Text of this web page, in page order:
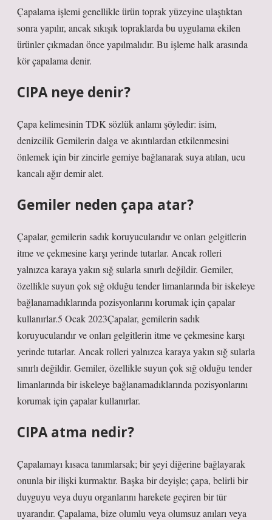
Çapalama işlemi genellikle ürün toprak yüzeyine ulaştıktan
sonra yapılır, ancak sıkışık topraklarda bu uygulama ekilen
ürünler çıkmadan önce yapılmalıdır. Bu işleme halk arasında
kör çapalama denir.
CIPA neye denir?
Çapa kelimesinin TDK sözlük anlamı şöyledir: isim,
denizcilik Gemilerin dalga ve akıntılardan etkilenmesini
önlemek için bir zincirle gemiye bağlanarak suya atılan, ucu
kancalı ağır demir alet.
Gemiler neden çapa atar?
Çapalar, gemilerin sadık koruyucularıdır ve onları gelgitlerin
itme ve çekmesine karşı yerinde tutarlar. Ancak rolleri
yalnızca karaya yakın sığ sularla sınırlı değildir. Gemiler,
özellikle suyun çok sığ olduğu tender limanlarında bir iskeleye
bağlanamadıklarında pozisyonlarını korumak için çapalar
kullanırlar.5 Ocak 2023Çapalar, gemilerin sadık
koruyucularıdır ve onları gelgitlerin itme ve çekmesine karşı
yerinde tutarlar. Ancak rolleri yalnızca karaya yakın sığ sularla
sınırlı değildir. Gemiler, özellikle suyun çok sığ olduğu tender
limanlarında bir iskeleye bağlanamadıklarında pozisyonlarını
korumak için çapalar kullanırlar.
CIPA atma nedir?
Çapalamayı kısaca tanımlarsak; bir şeyi diğerine bağlayarak
onunla bir ilişki kurmaktır. Başka bir deyişle; çapa, belirli bir
duyguyu veya duyu organlarını harekete geçiren bir tür
uyarandır. Çapalama, bize olumlu veya olumsuz anıları veya